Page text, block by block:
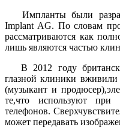
Импланты были
Implant AG. По словам
рассматриваются как
лишь являются частью
В 2012 году
глазной клиники вживили
(музыкант и
те,что используют при
телефонов.
может передавать